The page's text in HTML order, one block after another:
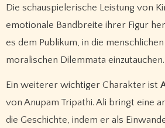
Die schauspielerische Leistung von
emotionale Bandbreite ihrer Figur
es dem Publikum, in die
moralischen Dilemmata einzutauchen.
Ein weiterer wichtiger Charakter ist
von Anupam Tripathi. Ali bringt eine
die Geschichte, indem er als